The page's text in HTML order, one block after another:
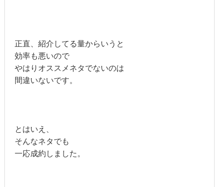
正直、紹介してる量からいうと
効率も悪いので
やはりオススメネタでないのは
間違いないです。
とはいえ、
そんなネタでも
一応成約しました。